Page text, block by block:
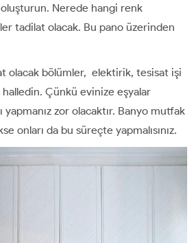
Nerede hangi renk
tadilat olacak. Bu pano üzerinden
olacak bölümler, elektirik, tesisat işi
halledin. Çünkü evinize eşyalar
zor olacaktır. Banyo mutfak
onları da bu süreçte yapmalısınız.